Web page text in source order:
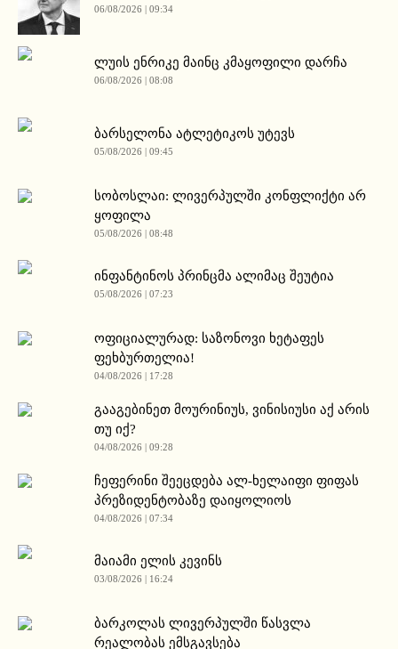
06/08/2026 | 09:34
ლუის ენრიკე მაინც კმაყოფილი დარჩა
06/08/2026 | 08:08
ბარსელონა ატლეტიკოს უტევს
05/08/2026 | 09:45
სობოსლაი: ლივერპულში კონფლიქტი არ
ყოფილა
05/08/2026 | 08:48
ინფანტინოს პრინცმა ალიმაც შეუტია
05/08/2026 | 07:23
ოფიციალურად: საზონოვი ხეტაფეს
ფეხბურთელია!
04/08/2026 | 17:28
გააგებინეთ მოურინიუს, ვინისიუსი აქ არის
თუ იქ?
04/08/2026 | 09:28
ჩეფერინი შეეცდება ალ-ხელაიფი ფიფას
პრეზიდენტობაზე დაიყოლიოს
04/08/2026 | 07:34
მაიამი ელის კევინს
03/08/2026 | 16:24
ბარკოლას ლივერპულში წასვლა
რეალობას ემსგავსება